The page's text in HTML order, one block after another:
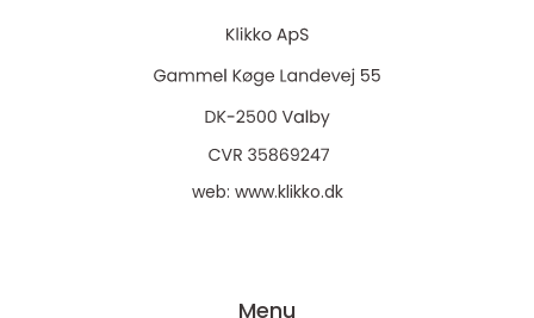
web: www.klikko.dk
Menu